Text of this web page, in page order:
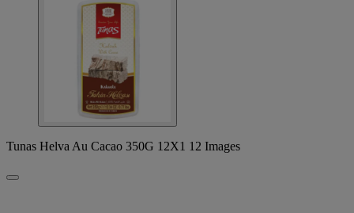
Tunas Helva Au Cacao 350G 12X1 12 Images